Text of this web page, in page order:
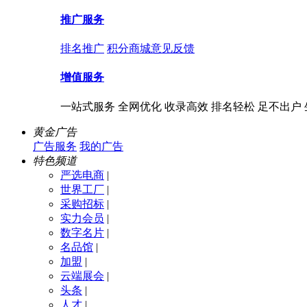
推广服务
排名推广 积分商城意见反馈
增值服务
一站式服务 全网优化 收录高效 排名轻松 足不出户
黄金广告
广告服务 我的广告
特色频道
严选电商 |
世界工厂 |
采购招标 |
实力会员 |
数字名片 |
名品馆 |
加盟 |
云端展会 |
头条 |
人才 |